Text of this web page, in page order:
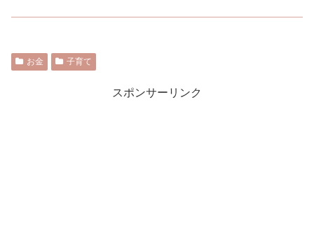
お金 子育て
スポンサーリンク